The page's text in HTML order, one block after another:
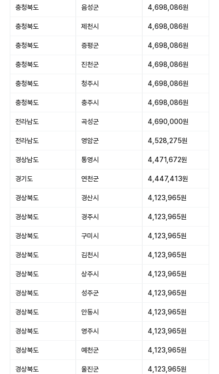
충청북도 음성군 4,698,086원
충청북도 제천시 4,698,086원
충청북도 증평군 4,698,086원
충청북도 진천군 4,698,086원
충청북도 청주시 4,698,086원
충청북도 충주시 4,698,086원
전라남도 곡성군 4,690,000원
전라남도 영암군 4,528,275원
경상남도 통영시 4,471,672원
경기도 연천군 4,447,413원
경상북도 경산시 4,123,965원
경상북도 경주시 4,123,965원
경상북도 구미시 4,123,965원
경상북도 김천시 4,123,965원
경상북도 상주시 4,123,965원
경상북도 성주군 4,123,965원
경상북도 안동시 4,123,965원
경상북도 영주시 4,123,965원
경상북도 예천군 4,123,965원
경상북도 울진군 4,123,965원